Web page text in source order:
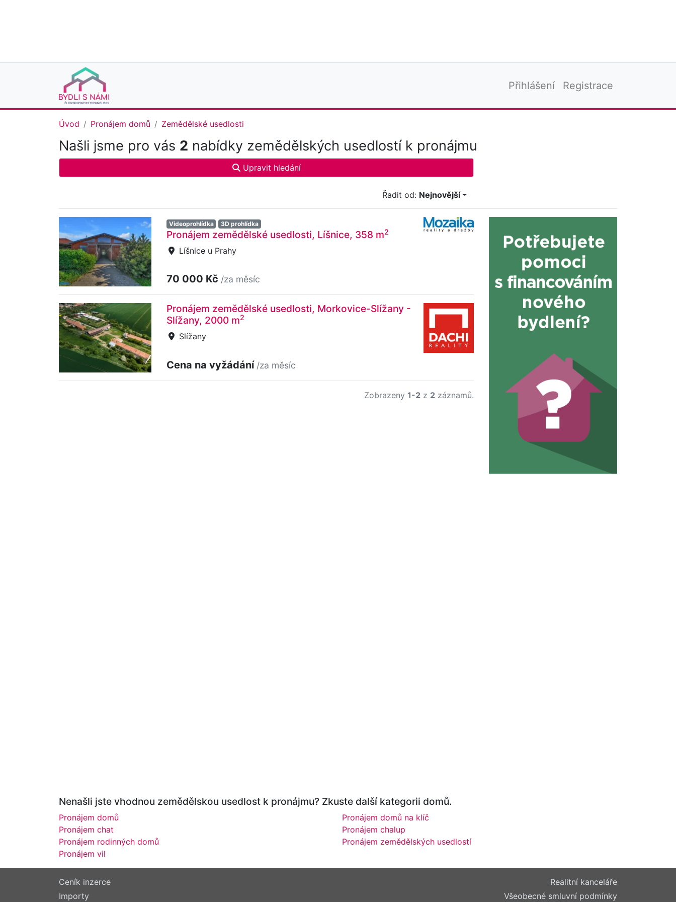
Přihlášení Registrace
Úvod Pronájem domů Zemědělské usedlosti
Našli jsme pro vás 2 nabídky zemědělských usedlostí k pronájmu
Upravit hledání
Řadit od: Nejnovější
Videoprohlídka 3D prohlídka
Pronájem zemědělské usedlosti, Líšnice, 358 m2
Líšnice u Prahy
70 000 Kč /za měsíc
Pronájem zemědělské usedlosti, Morkovice-Slížany -
Slížany, 2000 m2
Slížany
Cena na vyžádání /za měsíc
Zobrazeny 1-2 z 2 záznamů.
Nenašli jste vhodnou zemědělskou usedlost k pronájmu? Zkuste další kategorii domů.
Pronájem domů
Pronájem chat
Pronájem rodinných domů
Pronájem vil
Pronájem domů na klíč
Pronájem chalup
Pronájem zemědělských usedlostí
Ceník inzerce
Importy
Realitní kanceláře
Všeobecné smluvní podmínky